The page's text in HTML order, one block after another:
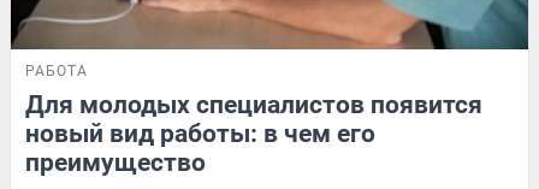
РАБОТА
Для молодых специалистов появится
новый вид работы: в чем его
преимущество